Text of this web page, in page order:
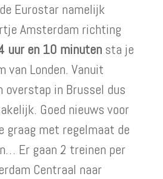
Eurostar namelijk
Amsterdam richting
uur en 10 minutensta je
van Londen. Vanuit
overstap in Brussel dus
Goed nieuws voor
graag met regelmaat de
Er gaan 2 treinen per
Centraal naar